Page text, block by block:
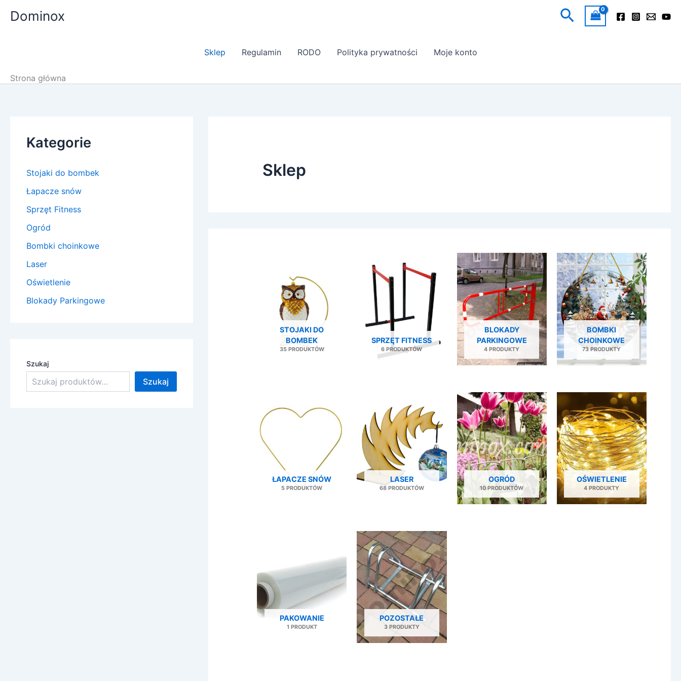
Dominox Szukaj
Sklep Regulamin RODO Polityka prywatności Moje konto
Strona główna
Kategorie
Stojaki do bombek
Łapacze snów
Sprzęt Fitness
Ogród
Bombki choinkowe
Laser
Oświetlenie
Blokady Parkingowe
Szukaj
Szukaj
Sklep
STOJAKI DO
BOMBEK
35 PRODUKTÓW
SPRZĘT FITNESS
6 PRODUKTÓW
BLOKADY
PARKINGOWE
4 PRODUKTY
BOMBKI
CHOINKOWE
73 PRODUKTY
ŁAPACZE SNÓW
5 PRODUKTÓW
LASER
68 PRODUKTÓW
OGRÓD
10 PRODUKTÓW
OŚWIETLENIE
4 PRODUKTY
PAKOWANIE
1 PRODUKT
POZOSTAŁE
3 PRODUKTY